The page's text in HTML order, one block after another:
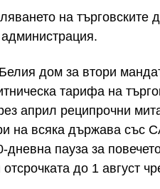
на търговските
дом за втори
тарифа на
април реципрочни
на всяка държава
пауза за
до 1 август